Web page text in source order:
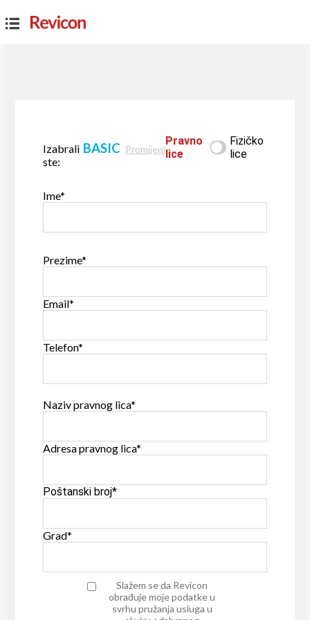
Izabrali
ste:
BASIC Promijeni
Pravno
lice
Fizičko
lice
Ime*
Prezime*
Email*
Telefon*
Naziv pravnog lica*
Adresa pravnog lica*
Poštanski broj*
Grad*
Slažem se da Revicon
obrađuje moje podatke u
svrhu pružanja usluga u